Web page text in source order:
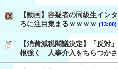
【動画】容疑者の同級生イン
ろに注目集まるｗｗｗｗ (13:00)
【消費減税閣議決定】「反
根強く 人事介入をちらつか